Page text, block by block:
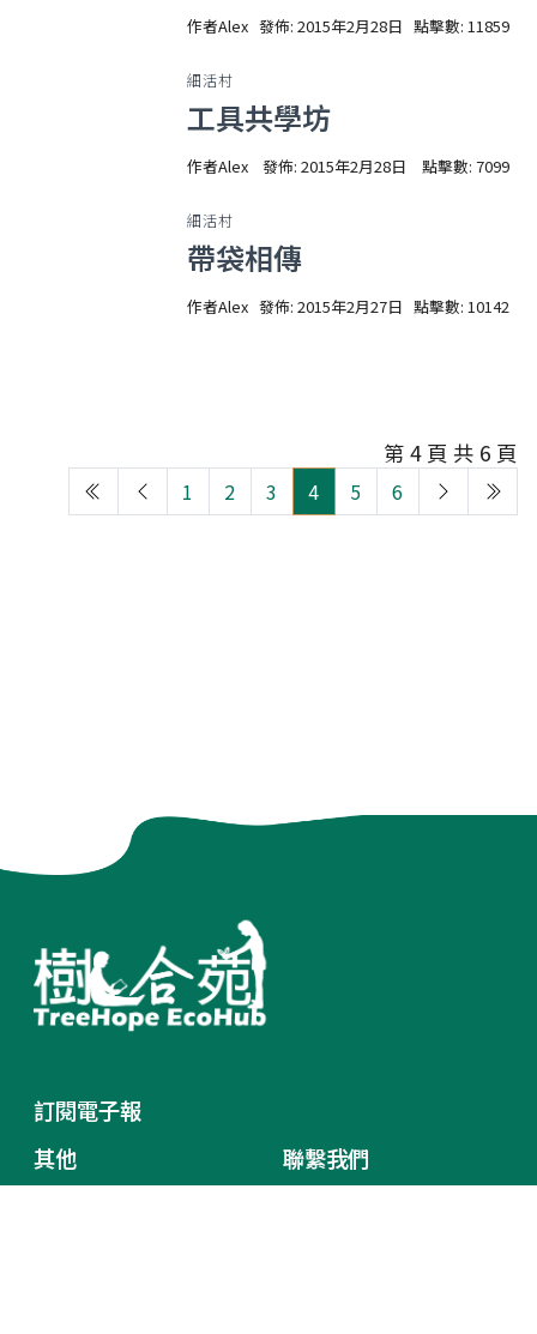
作者Alex 發佈: 2015年2月28日 點擊數: 11859
細活村
工具共學坊
作者Alex 發佈: 2015年2月28日 點擊數: 7099
細活村
帶袋相傳
作者Alex 發佈: 2015年2月27日 點擊數: 10142
第 4 頁 共 6 頁
1 2 3 4 5 6
訂閱電子報
其他
聯繫我們